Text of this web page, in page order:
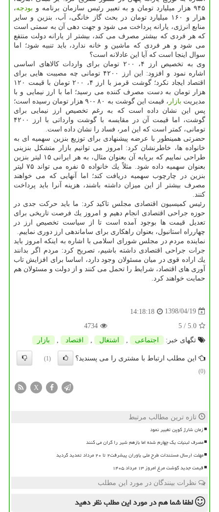
۹۴۵ هزار میلیارد تومان و به تعبیر رئیس سازمان برنامه و
بودجه،
هزار و ۱۶۰ میلیارد تومان در بحث گاز خانگی، آب، بنزین و سایر
منابع انرژی، یارانه پرداخت می شود و جهت دهی آن به سمتی است
كه هر فردی كه بیشتر مصرف می كند، بیشتر از یارانه دولت منتفع
می شود و هر فردی كه ماشین و خانه ندارد، باید تنبیه شود؛ اما
سوال اینجا است كه آیا این عادلانه است؟
وی به تخصیص ارز ۴، ۲۰۰ تومان برای واردات كالاهای اساسی
اشاره نمود و افزود: این ارز ۴۲۰۰ تومانی چه مصیبت هایی برای
اقتصاد ایجاد نكرد؛ گوشت قرمز با ارز ۴، ۲۰۰ تومان با قیمت ۱۲۰
هزار تومان به دست مصرف كننده می رسید؛ اما با ارز نیمایی و با
مدیریت بازار
، قیمت این گوشت به ۸۰ -۹۰ هزار تومان رسیده است؛
پس این نشان داده است كه به رغم تخصیص ارز نیمایی برای
گوشت، اما قیمت آن در مقایسه با گوشت وارداتی با ارز ۴۲۰۰
تومانی، كمتر است كه این امر، فساد را نشان داده است.
حضرتی همینطور با عرضه پیشنهادی برای توزیع بنزین سهمیه ای به
خانواده ها، خاطرنشان كرد: امروز می توانیم بازار متشكل بنزینی
طراحی نماییم كه برپایه آن بعنوان مثال، به هر ایرانی ۱۵ لیتر بنزین
بعنوان سهمیه داده شود. مثلاً یك خانواده ۵ نفره می تواند ۷۵ لیتر
بنزین در چارچوب سهمیه دریافت كند؛ اما آنهایی كه می خواهند
مصرف بیشتر از این میزان داشته باشند، هزینه آنرا باید پرداخت
كنند.
رئیس كمیسیون اقتصادی مجلس تاكید كرد: ما باید حركت جدی در
حوزه جراحی اقتصادی انجام دهیم و امروز یك فرصت تاریخی برای
تعدیل قیمت ها بوجود آمده است تا از سیاست تخصیص ارز در
چهارراه استانبول، بعنوان راهكاری برای ساماندهی ارز دوری نماییم.
نماینده مردم در مجلس شورای اسلامی با اشاره به اینكه امروز باید
جرات جراحی اقتصادی داشته باشیم، تصریح كرد: مردم اگر بدانند
یك اراده قوی در میان مسئولان وجود دارد، اساسا برای افزایش تاب
آوری های اقتصاد، شرایط را تحمل می كنند و از دولت و مسئولان هم
حمایت خواهند كرد.
1398/04/19
14:18:18
5.0
/ 5
4734
تگهای خبر:
اجتماعی , اشتغال , اقتصاد , بازار
این مطلب ارتباط با مشتری را می پسندید؟
(1)
(0)
X
تازه ترین مطالب مرتبط
زمان شارژ کوپن تغییر نمود
مصرف لبنیات یک چهارم شده اما بازهم شیر را گران می کنند
مهلت ارسال مستندات طرح ملی یاوران پیشرفت۲ تا ۲۰ مرداد تمدید گردید
قیمت جدید گوشت مرغ امروز ۱۳ مرداد ۱۴۰۵
نظرات بینندگان در مورد این مطلب
لطفا شما همدر مورد این مطلبنظر دهید